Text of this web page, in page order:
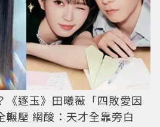
《逐玉》田曦薇「四敗愛因
輾壓 網酸：天才全靠旁白